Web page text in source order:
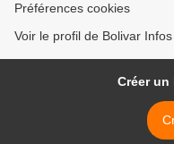
Préférences cookies
Voir le profil de Bolivar
Créer